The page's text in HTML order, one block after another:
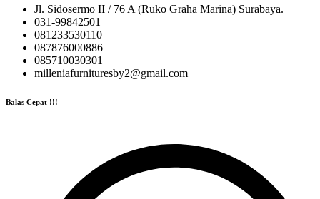
Jl. Sidosermo II / 76 A (Ruko Graha Marina) Surabaya.
031-99842501
081233530110
087876000886
085710030301
milleniafurnituresby2@gmail.com
Balas Cepat !!!